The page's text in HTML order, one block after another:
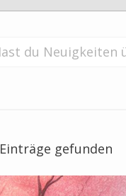
Einträge gefunden